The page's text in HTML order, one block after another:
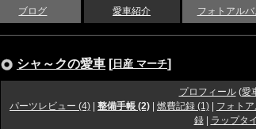
ブログ 愛車紹介 フォトアルバ
シャ～クの愛車 [ 日産 マーチ]
プロフィール(愛
パーツレビュー (4)
整備手帳 (2) 燃費記録 (1) フォト
録| ラップタ